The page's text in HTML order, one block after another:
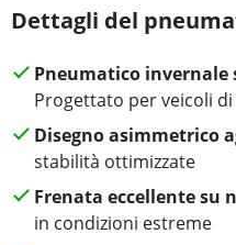
Dettagli del
Pneumatico invernale
Progettato per veicoli
Disegno asimmetrico
stabilità ottimizzate
Frenata eccellente su
in condizioni estreme